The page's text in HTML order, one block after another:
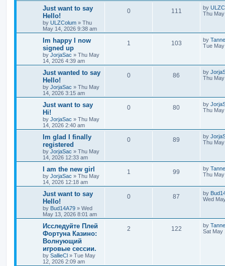
Just want to say
Hello!
by ULZColum » Thu
May 14, 2026 9:38 am
0 111 by
Thu
Im happy I now
signed up
by JorjaSac » Thu May
14, 2026 4:39 am
1 103 by
Tue
Just wanted to say
Hello!
by JorjaSac » Thu May
14, 2026 3:15 am
0 86 by
Thu
Just want to say
Hi!
by JorjaSac » Thu May
14, 2026 2:40 am
0 80 by
Thu
Im glad I finally
registered
by JorjaSac » Thu May
14, 2026 12:33 am
0 89 by
Thu
I am the new girl
by JorjaSac » Thu May
14, 2026 12:18 am
1 99 by
Thu
Just want to say
Hello!
by Bud14A79 » Wed
May 13, 2026 8:01 am
0 87 by
Wed
Исследуйте Плей
Фортуна Казино:
Волнующий
игровые сессии.
by SallieCl » Tue May
12, 2026 2:09 am
2 122 by
Sat May